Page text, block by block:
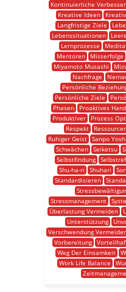
Kontinuierliche
Kreative Ideen
Langfristige Ziele
Lebenssituationen
Lernprozesse
Mentoren
Misserfolge
Miyamoto Musashi
Nachfrage
Persönliche
Persönliche Ziele
Phasen
Proaktives
Produktiver
Prozess
Respekt
Ruhiger Geist
Sanpo Yoshi
Schwächen Seiketsu
Selbstfindung
Shu-ha-ri
Shuhari
Standardisieren
Stressmanagement
Überlastung Vermeiden
Unterstützung
Verschwendung
Vorbereitung
Weg Der Einsamkeit
Work Life Balance